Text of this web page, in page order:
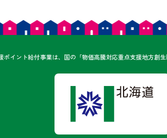
ポイント給付事業は、 国の「物価高騰対応重点支援地方創